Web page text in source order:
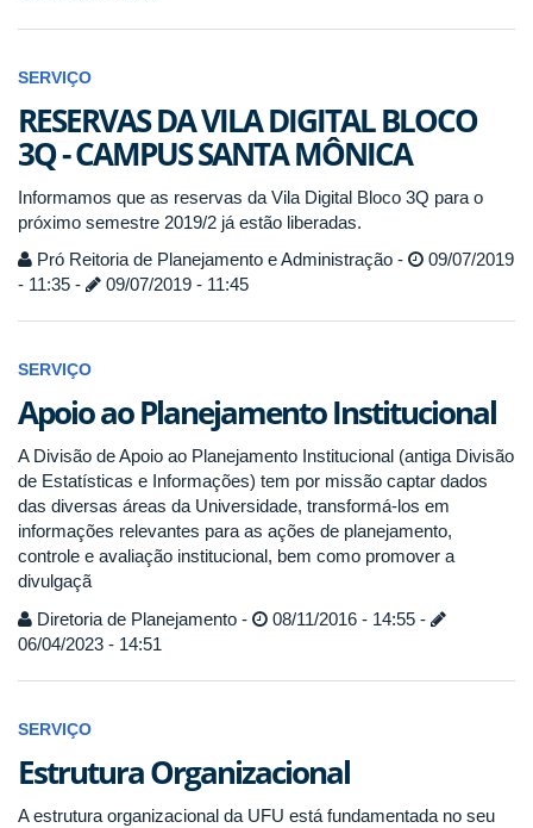
SERVIÇO
RESERVAS DA VILA DIGITAL BLOCO
3Q - CAMPUS SANTA MÔNICA
Informamos que as reservas da Vila Digital Bloco 3Q para o
próximo semestre 2019/2 já estão liberadas.
Pró Reitoria de Planejamento e Administração -
09/07/2019
- 11:35 -
09/07/2019 - 11:45
SERVIÇO
Apoio ao Planejamento Institucional
A Divisão de Apoio ao Planejamento Institucional (antiga Divisão
de Estatísticas e Informações) tem por missão captar dados
das diversas áreas da Universidade, transformá-los em
informações relevantes para as ações de planejamento,
controle e avaliação institucional, bem como promover a
divulgaçã
Diretoria de Planejamento -
08/11/2016 - 14:55 -
06/04/2023 - 14:51
SERVIÇO
Estrutura Organizacional
A estrutura organizacional da UFU está fundamentada no seu